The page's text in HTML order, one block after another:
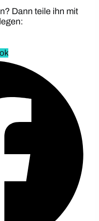
Dann teile ihn mit